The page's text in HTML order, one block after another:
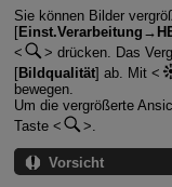
Sie können Bilder
[
drücken. Das
[Bildqualität] ab. Mit
bewegen.
Um die vergrößerte
Taste
Vorsicht